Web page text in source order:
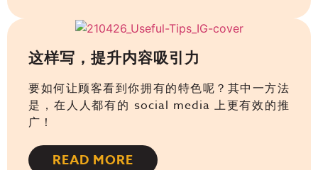
这样写，提升内容吸引力
要如何让顾客看到你拥有的特色呢？其中一方法
是，在人人都有的 social media 上更有效的推
广！
READ MORE